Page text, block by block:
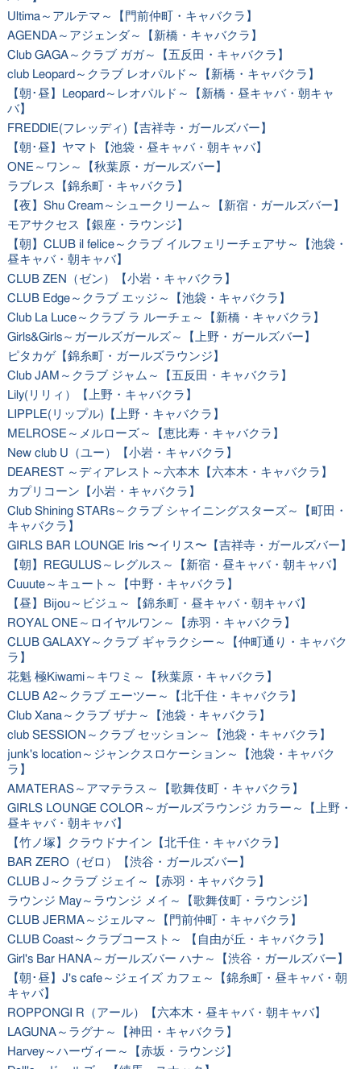
Ultima～アルテマ～【門前仲町・キャバクラ】
AGENDA～アジェンダ～【新橋・キャバクラ】
Club GAGA～クラブ ガガ～【五反田・キャバクラ】
club Leopard～クラブ レオパルド～【新橋・キャバクラ】
【朝･昼】Leopard～レオパルド～【新橋・昼キャバ・朝キャ
バ】
FREDDIE(フレッディ)【吉祥寺・ガールズバー】
【朝･昼】ヤマト【池袋・昼キャバ・朝キャバ】
ONE～ワン～【秋葉原・ガールズバー】
ラブレス【錦糸町・キャバクラ】
【夜】Shu Cream～シュークリーム～【新宿・ガールズバー】
モアサクセス【銀座・ラウンジ】
【朝】CLUB il felice～クラブ イルフェリーチェアサ～【池袋・
昼キャバ・朝キャバ】
CLUB ZEN（ゼン）【小岩・キャバクラ】
CLUB Edge～クラブ エッジ～【池袋・キャバクラ】
Club La Luce～クラブ ラ ルーチェ～【新橋・キャバクラ】
Girls&Girls～ガールズガールズ～【上野・ガールズバー】
ピタカゲ【錦糸町・ガールズラウンジ】
Club JAM～クラブ ジャム～【五反田・キャバクラ】
Lily(リリィ）【上野・キャバクラ】
LIPPLE(リップル)【上野・キャバクラ】
MELROSE～メルローズ～【恵比寿・キャバクラ】
New club U（ユー）【小岩・キャバクラ】
DEAREST ～ディアレスト～六本木【六本木・キャバクラ】
カプリコーン【小岩・キャバクラ】
Club Shining STARs～クラブ シャイニングスターズ～【町田・
キャバクラ】
GIRLS BAR LOUNGE Iris 〜イリス〜【吉祥寺・ガールズバー】
【朝】REGULUS～レグルス～【新宿・昼キャバ・朝キャバ】
Cuuute～キュート～【中野・キャバクラ】
【昼】Bijou～ビジュ～【錦糸町・昼キャバ・朝キャバ】
ROYAL ONE～ロイヤルワン～【赤羽・キャバクラ】
CLUB GALAXY～クラブ ギャラクシー～【仲町通り・キャバク
ラ】
花魁 極Kiwami～キワミ～【秋葉原・キャバクラ】
CLUB A2～クラブ エーツー～【北千住・キャバクラ】
Club Xana～クラブ ザナ～【池袋・キャバクラ】
club SESSION～クラブ セッション～【池袋・キャバクラ】
junk's location～ジャンクスロケーション～【池袋・キャバク
ラ】
AMATERAS～アマテラス～【歌舞伎町・キャバクラ】
GIRLS LOUNGE COLOR～ガールズラウンジ カラー～【上野・
昼キャバ・朝キャバ】
【竹ノ塚】クラウドナイン【北千住・キャバクラ】
BAR ZERO（ゼロ）【渋谷・ガールズバー】
CLUB J～クラブ ジェイ～【赤羽・キャバクラ】
ラウンジ May～ラウンジ メイ～【歌舞伎町・ラウンジ】
CLUB JERMA～ジェルマ～【門前仲町・キャバクラ】
CLUB Coast～クラブコースト～ 【自由が丘・キャバクラ】
Girl's Bar HANA～ガールズバー ハナ～【渋谷・ガールズバー】
【朝･昼】J's cafe～ジェイズ カフェ～【錦糸町・昼キャバ・朝
キャバ】
ROPPONGI R（アール）【六本木・昼キャバ・朝キャバ】
LAGUNA～ラグナ～【神田・キャバクラ】
Harvey～ハーヴィー～【赤坂・ラウンジ】